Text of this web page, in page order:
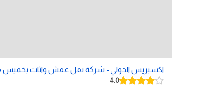
اكسبريس الدولي - شركة نقل عفش واثاث
4.0